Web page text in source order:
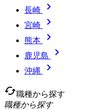
長崎 
宮崎 
熊本 
鹿児島 
沖縄

cached職種から探す
職種から探す